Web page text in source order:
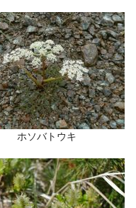
ホソバトウキ